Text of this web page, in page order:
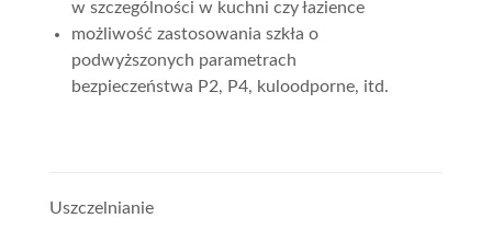
w szczególności w kuchni czy łazience
możliwość zastosowania szkła o
podwyższonych parametrach
bezpieczeństwa P2, P4, kuloodporne, itd.
Uszczelnianie